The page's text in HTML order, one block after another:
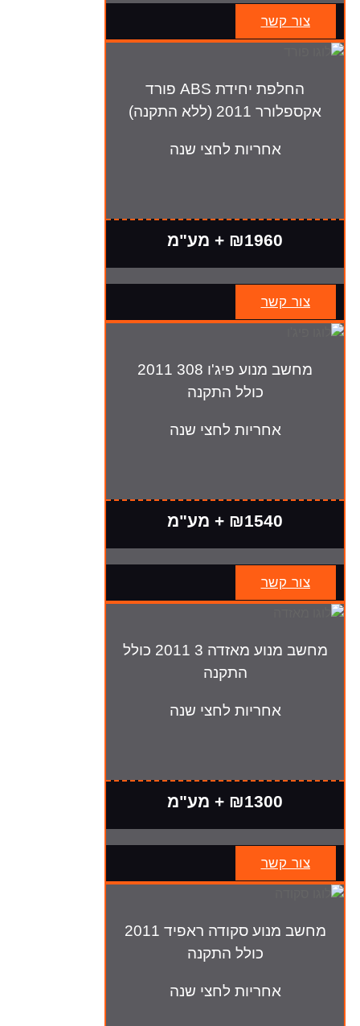
צור קשר
החלפת יחידת ABS פורד
אקספלורר 2011 (ללא התקנה)
אחריות לחצי שנה
₪1960 + מע"מ
צור קשר
מחשב מנוע פיג'ו 308 2011
כולל התקנה
אחריות לחצי שנה
₪1540 + מע"מ
צור קשר
מחשב מנוע מאזדה 3 2011 כולל
התקנה
אחריות לחצי שנה
₪1300 + מע"מ
צור קשר
מחשב מנוע סקודה ראפיד 2011
כולל התקנה
אחריות לחצי שנה